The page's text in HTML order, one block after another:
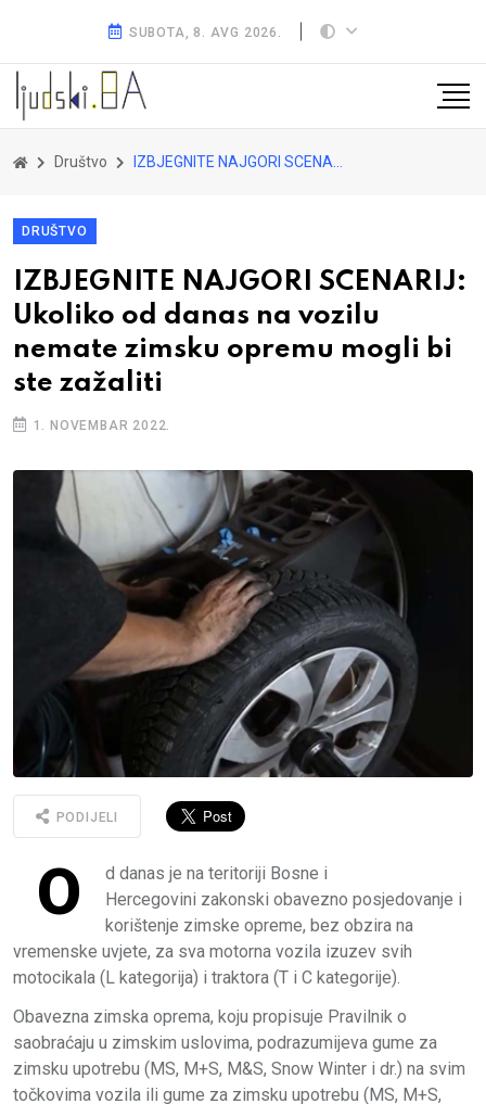
SUBOTA, 8. AVG 2026.
Društvo IZBJEGNITE NAJGORI SCENARIJ: Ukoliko od danas na vozilu nemate zimsku opremu mogli bi ste zažaliti
DRUŠTVO
IZBJEGNITE NAJGORI SCENARIJ:
Ukoliko od danas na vozilu
nemate zimsku opremu mogli bi
ste zažaliti
1. NOVEMBAR 2022.
PODIJELI
O
d danas je na teritoriji Bosne i
Hercegovini zakonski obavezno posjedovanje i
korištenje zimske opreme, bez obzira na
vremenske uvjete, za sva motorna vozila izuzev svih
motocikala (L kategorija) i traktora (T i C kategorije).
Obavezna zimska oprema, koju propisuje Pravilnik o
saobraćaju u zimskim uslovima, podrazumijeva gume za
zimsku upotrebu (MS, M+S, M&S, Snow Winter i dr.) na svim
točkovima vozila ili gume za zimsku upotrebu (MS, M+S,